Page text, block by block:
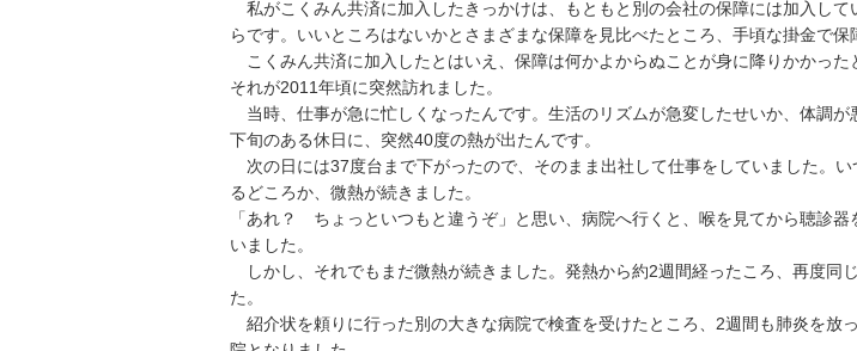
私がこくみん共済に加入したきっかけは、もともと別の会社の保障には加入し
らです。いいところはないかとさまざまな保障を見比べたところ、手頃な掛金で
こくみん共済に加入したとはいえ、保障は何かよからぬことが身に降りかかっ
それが2011年頃に突然訪れました。
当時、仕事が急に忙しくなったんです。生活のリズムが急変したせいか、体調
下旬のある休日に、突然40度の熱が出たんです。
次の日には37度台まで下がったので、そのまま出社して仕事をしていました。
るどころか、微熱が続きました。
「あれ？ ちょっといつもと違うぞ」と思い、病院へ行くと、喉を見てから聴診
いました。
しかし、それでもまだ微熱が続きました。発熱から約2週間経ったころ、再度同
た。
紹介状を頼りに行った別の大きな病院で検査を受けたところ、2週間も肺炎を放